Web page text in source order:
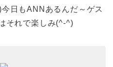
日もANNあるんだ～ゲス
それで楽しみ(^-^)